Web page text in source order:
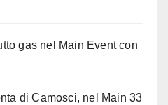
gas nel Main Event con
di Camosci, nel Main 33